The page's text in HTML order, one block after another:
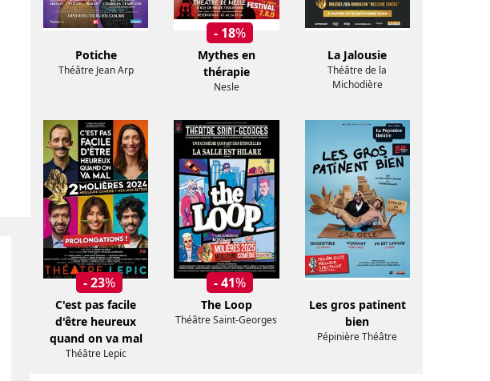
Potiche
Théâtre Jean Arp
- 18%
Mythes en
thérapie
Nesle
La Jalousie
Théâtre de la
Michodière
- 23%
C'est pas facile
d'être heureux
quand on va mal
Théâtre Lepic
- 41%
The Loop
Théâtre Saint-Georges
Les gros patinent
bien
Pépinière Théâtre